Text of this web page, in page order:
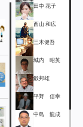
田中 花子
西山 和広
三木健吾
城内 昭英
鍛邦雄
平野 信幸
中島 龍成